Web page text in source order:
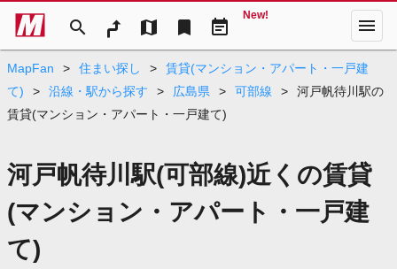
search map bookmark event_note
New! menu
MapFan > 住まい探し >
賃貸(マンション・アパート・一戸建
て)
> 沿線・駅から探す > 広島県 > 可部線 >
河戸帆待川駅の
賃貸(マンション・アパート・一戸建て)
河戸帆待川駅(可部線)近くの賃貸
(マンション・アパート・一戸建
て)